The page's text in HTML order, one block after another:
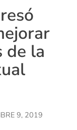
de la
9, 2019